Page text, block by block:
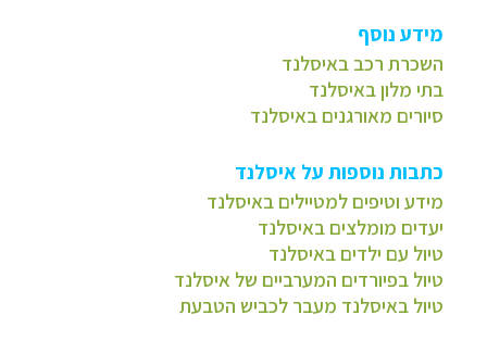
מידע נוסף
השכרת רכב באיסלנד
בתי מלון באיסלנד
סיורים מאורגנים באיסלנד
כתבות נוספות על איסלנד
מידע וטיפים למטיילים באיסלנד
יעדים מומלצים באיסלנד
טיול עם ילדים באיסלנד
טיול בפיורדים המערביים של איסלנד
טיול באיסלנד מעבר לכביש הטבעת